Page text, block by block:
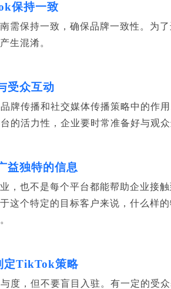
保持一致
需保持一致，确保品牌一致性。为
生混淆。
受众互动
牌传播和社交媒体传播策略中的作
的活力性，企业要时常准备好与观众
益独特的信息
，也不是每个平台都能帮助企业接
这个特定的目标客户来说，什么样
定TikTok策略
度，但不要盲目入驻。有一定的受